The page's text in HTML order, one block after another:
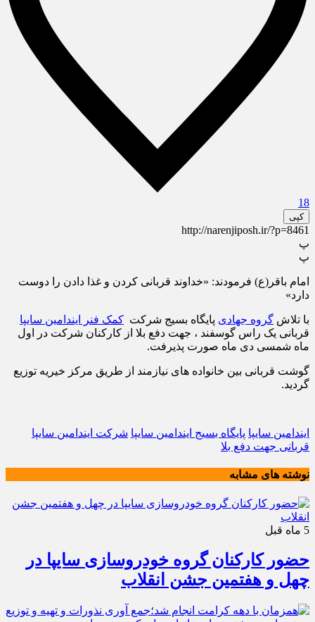
18
کپی
http://narenjiposh.ir/?p=8461
پ
پ
امام باقر(ع) فرمودند: «خداوند قربانی کردن و غذا دادن را دوست
دارد»
با تلاش گروه جهادی پایگاه بسیج شرکت کمک فنر ایندامین سایپا
قربانی یک راس گوسفند ، جهت دفع بلا از کارکنان شرکت در اول
ماه شمسی دی ماه صورت پذیرفت.
گوشت قربانی بین خانواده های نیازمند از طریق مرکز خیریه توزیع
گردید.
ایندامین سایپا پایگاه بسیج ایندامین سایپا شرکت ایندامین سایپا
قربانی جهت دفع بلا
نوشته های مشابه
5 ماه قبل
حضور کارکنان گروه خودروسازی سایپا در
چهل و هفتمین جشن انقلاب